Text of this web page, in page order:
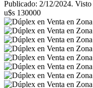
Publicado: 2/12/2024.
u$s 130000